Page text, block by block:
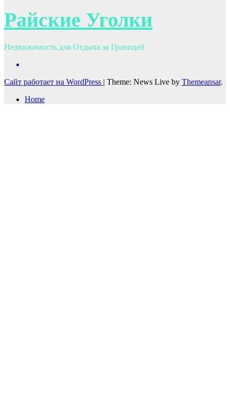
Райские Уголки
Недвижимость для Отдыха за Границей
Сайт работает на WordPress | Theme: News Live by Themeansar.
Home